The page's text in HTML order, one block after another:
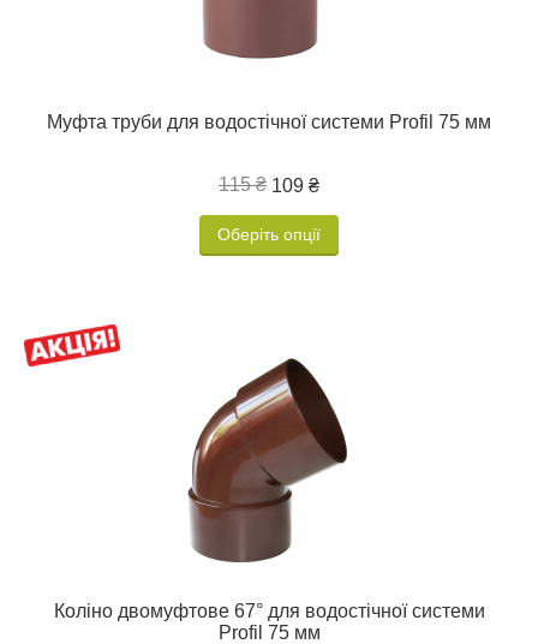
Муфта труби для водостічної системи Profil 75 мм
115 ₴ 109 ₴
Оберіть опції
Коліно двомуфтове 67° для водостічної системи
Profil 75 мм